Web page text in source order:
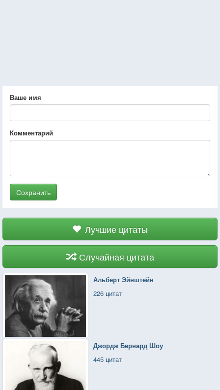
Ваше имя
Комментарий
Сохранить
Лучшие цитаты
Случайная цитата
Альберт Эйнштейн
226 цитат
Джордж Бернард Шоу
445 цитат